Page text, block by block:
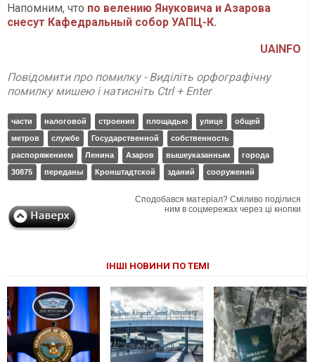
Напомним, что по велению Януковича и Азарова
снесут Кафедральный собор УАПЦ-К.
UAINFO
Повідомити про помилку - Виділіть орфографічну
помилку мишею і натисніть Ctrl + Enter
части налоговой строения площадью улице
общей
метров
службе Государственной
собственность
распоряжением
Ленина Азаров вышеуказанным
города
30875
переданы Кронштадтской зданий сооружений
Сподобався матеріал? Сміливо поділися
ним в соцмережах через ці кнопки
ІНШІ НОВИНИ ПО ТЕМІ